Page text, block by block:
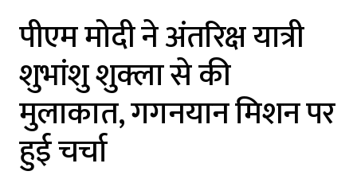
पीएम मोदी ने अंतरिक्ष यात्री
शुभांशु शुक्ला से की
मुलाकात, गगनयान मिशन पर
हुई चर्चा